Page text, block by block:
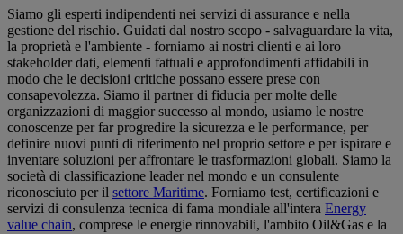
Siamo gli esperti indipendenti nei servizi di assurance e nella
gestione del rischio. Guidati dal nostro scopo - salvaguardare la vita,
la proprietà e l'ambiente - forniamo ai nostri clienti e ai loro
stakeholder dati, elementi fattuali e approfondimenti affidabili in
modo che le decisioni critiche possano essere prese con
consapevolezza. Siamo il partner di fiducia per molte delle
organizzazioni di maggior successo al mondo, usiamo le nostre
conoscenze per far progredire la sicurezza e le performance, per
definire nuovi punti di riferimento nel proprio settore e per ispirare e
inventare soluzioni per affrontare le trasformazioni globali. Siamo la
società di classificazione leader nel mondo e un consulente
riconosciuto per il settore Maritime. Forniamo test, certificazioni e
servizi di consulenza tecnica di fama mondiale all'intera Energy
value chain, comprese le energie rinnovabili, l'ambito Oil&Gas e la